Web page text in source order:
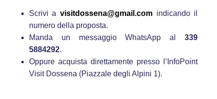
Scrivi a visitdossena@gmail.com indicando il
numero della proposta.
Manda un messaggio WhatsApp al339
5884292.
Oppure acquista direttamente presso l’InfoPoint
Visit Dossena (Piazzale degli Alpini 1).